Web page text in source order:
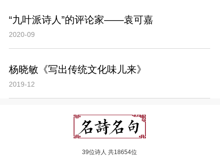
“九叶派诗人”的评论家——袁可嘉
2020-09
杨晓敏《写出传统文化味儿来》
2019-12
39位诗人 共18654位